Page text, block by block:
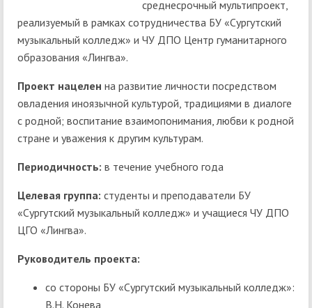
среднесрочный мультипроект,
реализуемый в рамках сотрудничества БУ «Сургутский
музыкальный колледж» и ЧУ ДПО Центр гуманитарного
образования «Лингва».
Проект нацелен на развитие личности посредством
овладения иноязычной культурой, традициями в диалоге
с родной; воспитание взаимопонимания, любви к родной
стране и уважения к другим культурам.
Периодичность: в течение учебного года
Целевая группа: студенты и преподаватели БУ
«Сургутский музыкальный колледж» и учащиеся ЧУ ДПО
ЦГО «Лингва».
Руководитель проекта:
со стороны БУ «Сургутский музыкальный колледж»:
В.Н. Конева